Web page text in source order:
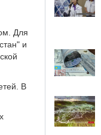
Для
и
В